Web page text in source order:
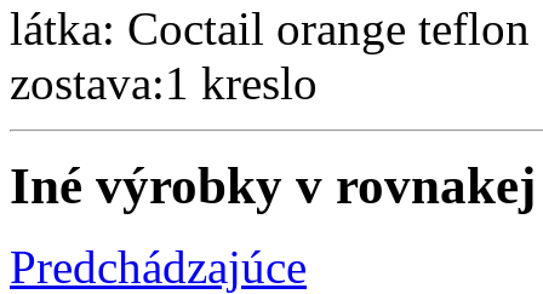
látka: Coctail orange teflon
zostava:1 kreslo
Iné výrobky v
Predchádzajúce